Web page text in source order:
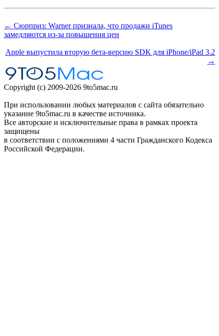
← Сюрприз: Warner признала, что продажи iTunes
замедляются из-за повышения цен
Apple выпустила вторую бета-версию SDK для iPhone/iPad 3.2
→
Copyright (c) 2009-2026 9to5mac.ru
При использовании любых материалов с сайта обязательно
указание 9to5mac.ru в качестве источника.
Все авторские и исключительные права в рамках проекта
защищены
в соответствии с положениями 4 части Гражданского Кодекса
Российской Федерации.